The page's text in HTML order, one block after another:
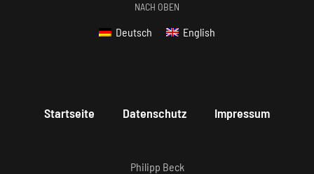
NACH OBEN
Deutsch English
Startseite Datenschutz Impressum
Philipp Beck